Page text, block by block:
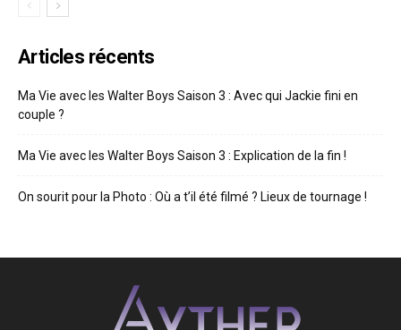
Articles récents
Ma Vie avec les Walter Boys Saison 3 : Avec qui Jackie fini en
couple ?
Ma Vie avec les Walter Boys Saison 3 : Explication de la fin !
On sourit pour la Photo : Où a t’il été filmé ? Lieux de tournage !